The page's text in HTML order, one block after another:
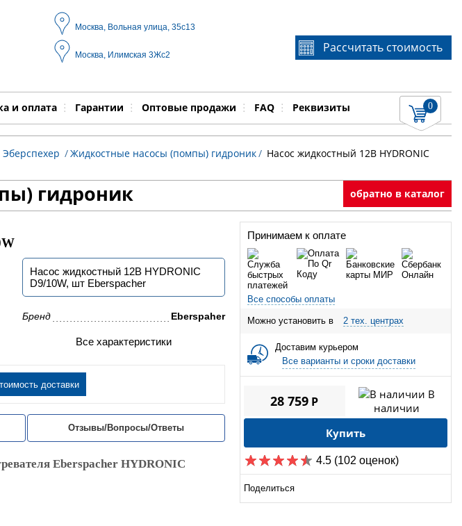
Москва, Вольная улица, 35с13
Москва, Илимская 3Жс2
Рассчитать стоимость
и оплата Гарантии Оптовые продажи FAQ Реквизиты 0
Если Вы не знаете идентификационный номер
запчасти, звоните по телефону+7 495 106-64-91, мы
Выполняемые работы
/Жидкостные насосы (помпы) гидроник/ Насос жидкостный 12В HYDRONIC
обратно в каталог
гидроник
Принимаем к оплате
Все способы оплаты
Можно установить в 2 тех. центрах
Доставим курьером
Все варианты и сроки доставки
28 759 P
В
наличии
Купить
4.5 (102 оценок)
Поделиться
Насос жидкостный 12В HYDRONIC
D9/10W, шт Eberspacher
Бренд Eberspaher
Все характеристики
доставки
Отзывы/Вопросы/Ответы
Eberspacher HYDRONIC